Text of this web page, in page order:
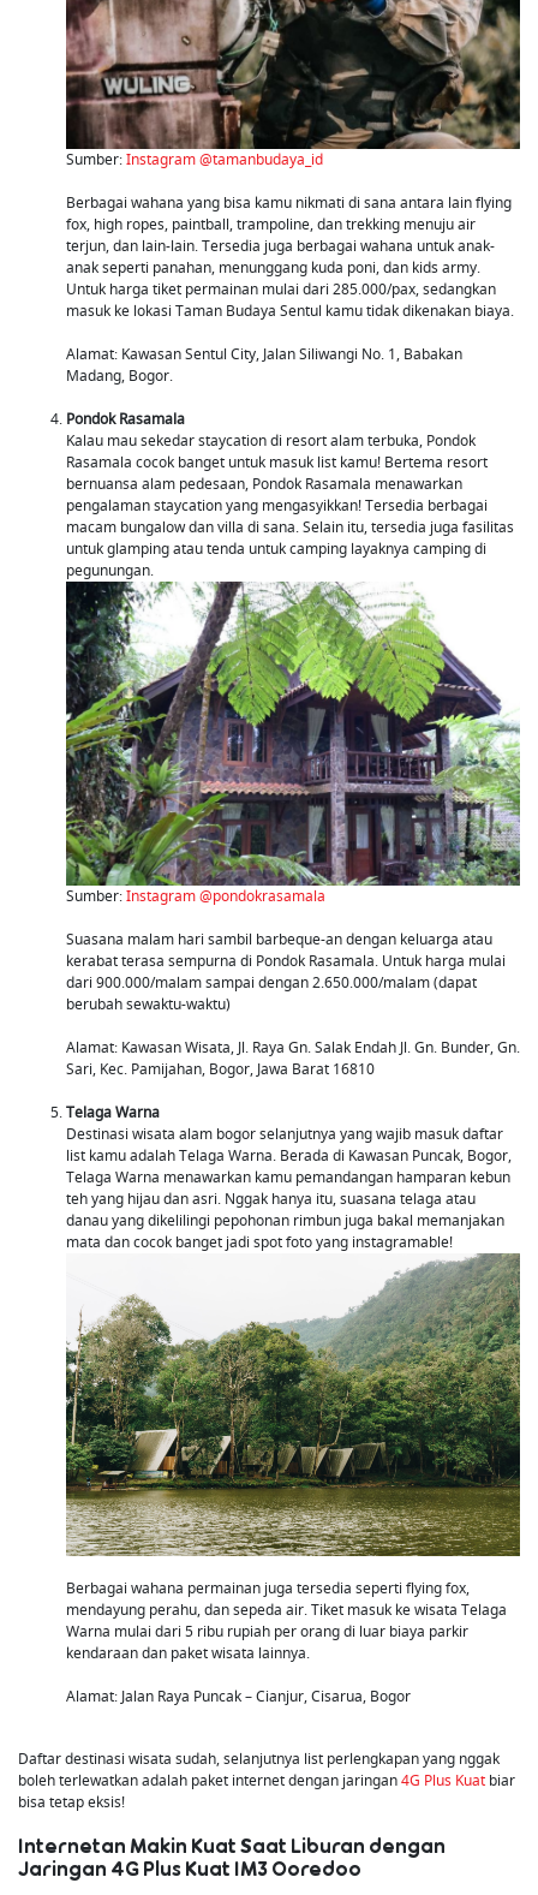
Sumber:Instagram @tamanbudaya_id
Berbagai wahana yang bisa kamu nikmati di sana antara lain flying
fox, high ropes, paintball, trampoline, dan trekking menuju air
terjun, dan lain-lain. Tersedia juga berbagai wahana untuk anak-
anak seperti panahan, menunggang kuda poni, dan kids army.
Untuk harga tiket permainan mulai dari 285.000/pax, sedangkan
masuk ke lokasi Taman Budaya Sentul kamu tidak dikenakan biaya.
Alamat: Kawasan Sentul City, Jalan Siliwangi No. 1, Babakan
Madang, Bogor.
Pondok Rasamala
Kalau mau sekedar staycation di resort alam terbuka, Pondok
Rasamala cocok banget untuk masuk list kamu! Bertema resort
bernuansa alam pedesaan, Pondok Rasamala menawarkan
pengalaman staycation yang mengasyikkan! Tersedia berbagai
macam bungalow dan villa di sana. Selain itu, tersedia juga fasilitas
untuk glamping atau tenda untuk camping layaknya camping di
pegunungan.
Sumber:Instagram @pondokrasamala
Suasana malam hari sambil barbeque-an dengan keluarga atau
kerabat terasa sempurna di Pondok Rasamala. Untuk harga mulai
dari 900.000/malam sampai dengan 2.650.000/malam (dapat
berubah sewaktu-waktu)
Alamat: Kawasan Wisata, Jl. Raya Gn. Salak Endah Jl. Gn. Bunder, Gn.
Sari, Kec. Pamijahan, Bogor, Jawa Barat 16810
Telaga Warna
Destinasi wisata alam bogor selanjutnya yang wajib masuk daftar
list kamu adalah Telaga Warna. Berada di Kawasan Puncak, Bogor,
Telaga Warna menawarkan kamu pemandangan hamparan kebun
teh yang hijau dan asri. Nggak hanya itu, suasana telaga atau
danau yang dikelilingi pepohonan rimbun juga bakal memanjakan
mata dan cocok banget jadi spot foto yang instagramable!
Berbagai wahana permainan juga tersedia seperti flying fox,
mendayung perahu, dan sepeda air. Tiket masuk ke wisata Telaga
Warna mulai dari 5 ribu rupiah per orang di luar biaya parkir
kendaraan dan paket wisata lainnya.
Alamat: Jalan Raya Puncak – Cianjur, Cisarua, Bogor
Daftar destinasi wisata sudah, selanjutnya list perlengkapan yang nggak
boleh terlewatkan adalah paket internet dengan jaringan4G Plus Kuat biar
bisa tetap eksis!
Internetan Makin Kuat Saat Liburan dengan
Jaringan 4G Plus Kuat IM3 Ooredoo